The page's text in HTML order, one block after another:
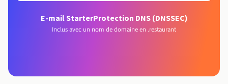
E-mail StarterProtection DNS (DNSSEC)
Inclus avec un nom de domaine en .restaurant